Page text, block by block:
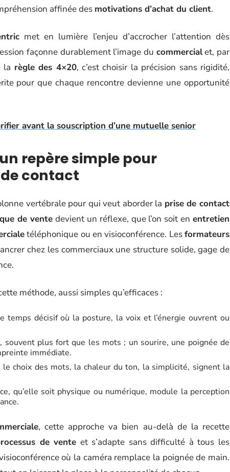
affinée des motivations d’achat du client.
met en lumière l’enjeu d’accrocher l’attention dès
façonne durablement l’image du commercialet, par
la règle des 4×20, c’est choisir la précision sans rigidité,
pour que chaque rencontre devienne une opportunité
avant la souscription d’une mutuelle senior
repère simple pour
contact
vertébrale pour qui veut aborder la prise de contact
de vente devient un réflexe, que l’on soit enentretien
téléphonique ou en visioconférence. Lesformateurs
chez les commerciaux une structure solide, gage de
méthode, aussi simples qu’efficaces :
temps décisif où la posture, la voix et l’énergie ouvrent ou
plus fort que les mots ; un sourire, une poignée de
immédiate.
le choix des mots, la chaleur du ton, la simplicité, signent la
qu’elle soit physique ou numérique, module la perception
, cette approche va bien au-delà de la recette
de vente et s’adapte sans difficulté à tous les
où la caméra remplace la poignée de main.